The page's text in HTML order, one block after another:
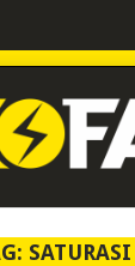
SATURASI